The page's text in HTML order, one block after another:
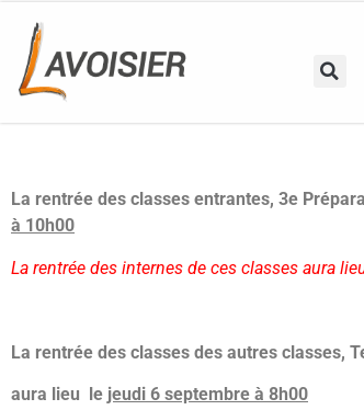
La rentrée des classes entrantes, 3e
à 10h00
La rentrée des internes de ces classes aura
La rentrée des classes des autres classes,
aura lieu le jeudi 6 septembre à 8h00